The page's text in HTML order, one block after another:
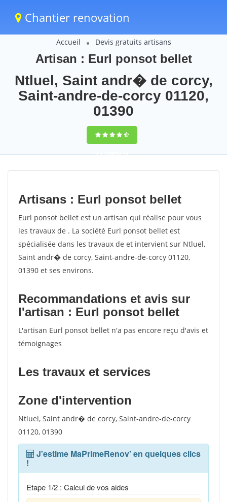
Chantier renovation
Accueil Devis gratuits artisans
Artisan : Eurl ponsot bellet
Ntluel, Saint andr� de corcy,
Saint-andre-de-corcy 01120,
01390
9,5(100%)74
votes
Artisans : Eurl ponsot bellet
Eurl ponsot bellet est un artisan qui réalise pour vous
les travaux de . La société Eurl ponsot bellet est
spécialisée dans les travaux de et intervient sur Ntluel,
Saint andr� de corcy, Saint-andre-de-corcy 01120,
01390 et ses environs.
Recommandations et avis sur
l'artisan : Eurl ponsot bellet
L'artisan Eurl ponsot bellet n'a pas encore reçu d'avis et
témoignages
Les travaux et services
Zone d'intervention
Ntluel, Saint andr� de corcy, Saint-andre-de-corcy
01120, 01390